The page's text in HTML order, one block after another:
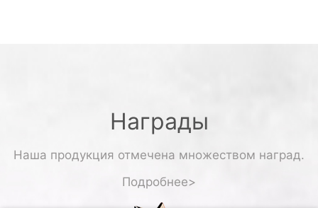
Награды
Наша продукция отмечена множеством наград.
Подробнее>